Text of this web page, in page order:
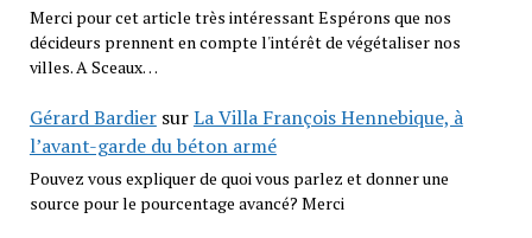
Merci pour cet article très intéressant Espérons que nos
décideurs prennent en compte l'intérêt de végétaliser nos
villes. A Sceaux…
Gérard BardiersurLa Villa François Hennebique, à
l’avant-garde du béton armé
Pouvez vous expliquer de quoi vous parlez et donner une
source pour le pourcentage avancé? Merci